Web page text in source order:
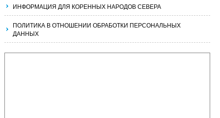
ИНФОРМАЦИЯ ДЛЯ КОРЕННЫХ НАРОДОВ СЕВЕРА
ПОЛИТИКА В ОТНОШЕНИИ ОБРАБОТКИ ПЕРСОНАЛЬНЫХ
ДАННЫХ